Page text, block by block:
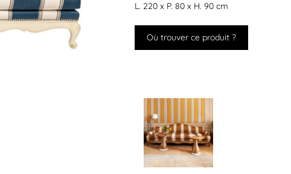
L. 220 x P. 80 x H. 90 cm
Où trouver ce produit ?